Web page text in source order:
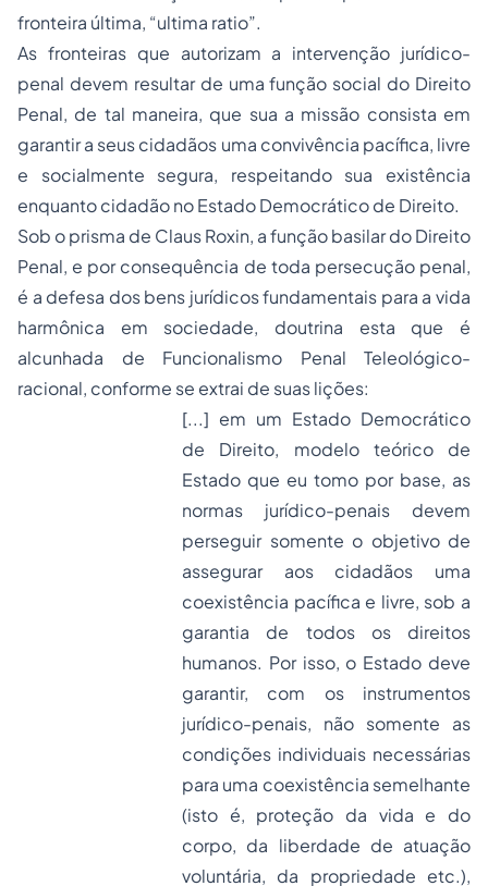
fronteira última, “ultima ratio”.
As fronteiras que autorizam a intervenção jurídico-
penal devem resultar de uma função social do Direito
Penal, de tal maneira, que sua a missão consista em
garantir a seus cidadãos uma convivência pacífica, livre
e socialmente segura, respeitando sua existência
enquanto cidadão no Estado Democrático de Direito.
Sob o prisma de Claus Roxin, a função basilar do Direito
Penal, e por consequência de toda persecução penal,
é a defesa dos bens jurídicos fundamentais para a vida
harmônica em sociedade, doutrina esta que é
alcunhada de Funcionalismo Penal Teleológico-
racional, conforme se extrai de suas lições:
[...] em um Estado Democrático
de Direito, modelo teórico de
Estado que eu tomo por base, as
normas jurídico-penais devem
perseguir somente o objetivo de
assegurar aos cidadãos uma
coexistência pacífica e livre, sob a
garantia de todos os direitos
humanos. Por isso, o Estado deve
garantir, com os instrumentos
jurídico-penais, não somente as
condições individuais necessárias
para uma coexistência semelhante
(isto é, proteção da vida e do
corpo, da liberdade de atuação
voluntária, da propriedade etc.),